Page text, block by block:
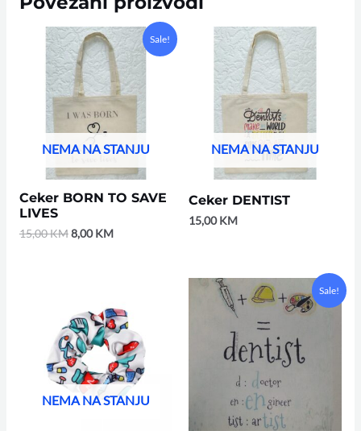
Sale!
NEMA NA STANJU
Ceker BORN TO SAVE
LIVES
15,00KM
Original
price
was:
15,00 KM.
8,00KM
Current
price
is:
8,00 KM.
NEMA NA STANJU
Ceker DENTIST
15,00KM
NEMA NA STANJU
Sale!
Original
price
15,00 KM.
Current
price
is: